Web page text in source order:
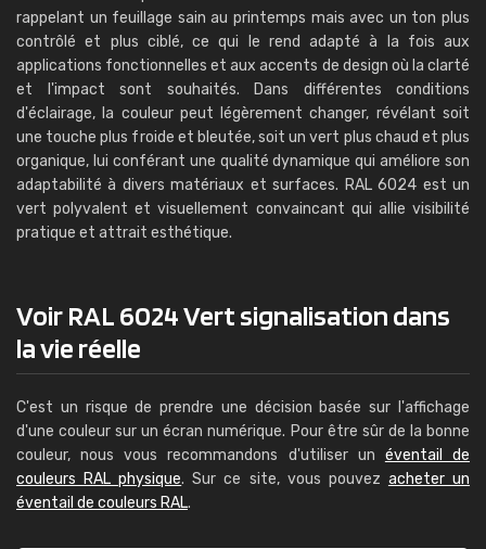
rappelant un feuillage sain au printemps mais avec un ton plus
contrôlé et plus ciblé, ce qui le rend adapté à la fois aux
applications fonctionnelles et aux accents de design où la clarté
et l'impact sont souhaités. Dans différentes conditions
d'éclairage, la couleur peut légèrement changer, révélant soit
une touche plus froide et bleutée, soit un vert plus chaud et plus
organique, lui conférant une qualité dynamique qui améliore son
adaptabilité à divers matériaux et surfaces. RAL 6024 est un
vert polyvalent et visuellement convaincant qui allie visibilité
pratique et attrait esthétique.
Voir RAL 6024 Vert signalisation dans
la vie réelle
C'est un risque de prendre une décision basée sur l'affichage
d'une couleur sur un écran numérique. Pour être sûr de la bonne
couleur, nous vous recommandons d'utiliser un éventail de
couleurs RAL physique. Sur ce site, vous pouvez acheter un
éventail de couleurs RAL.